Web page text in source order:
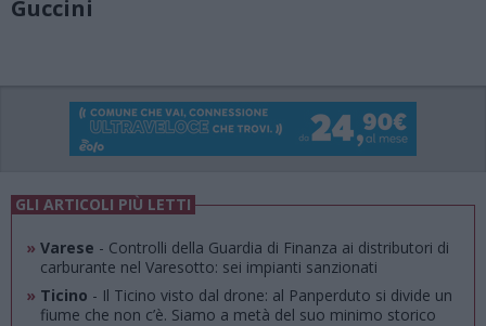
Guccini
GLI ARTICOLI PIÙ LETTI
» Varese - Controlli della Guardia di Finanza ai distributori di
carburante nel Varesotto: sei impianti sanzionati
» Ticino - Il Ticino visto dal drone: al Panperduto si divide un
fiume che non c’è. Siamo a metà del suo minimo storico